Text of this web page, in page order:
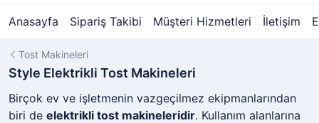
Anasayfa Sipariş Takibi Müşteri Hizmetleri İletişim
Tost Makineleri
Style Elektrikli Tost Makineleri
Birçok ev ve işletmenin vazgeçilmez ekipmanlarından
biri de elektrikli tost makineleridir. Kullanım alanlarına